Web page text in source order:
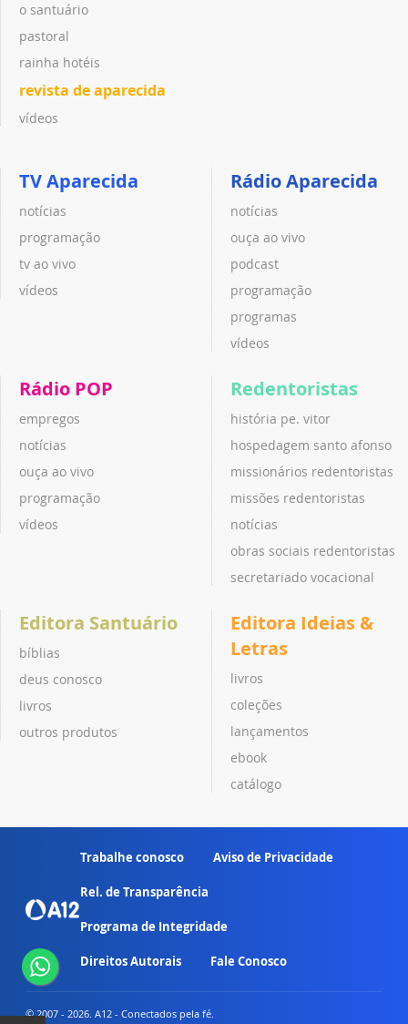
o santuário
pastoral
rainha hotéis
revista de aparecida
vídeos
TV Aparecida
notícias
programação
tv ao vivo
vídeos
Rádio Aparecida
notícias
ouça ao vivo
podcast
programação
programas
vídeos
Rádio POP
empregos
notícias
ouça ao vivo
programação
vídeos
Redentoristas
história pe. vitor
hospedagem santo afonso
missionários redentoristas
missões redentoristas
notícias
obras sociais redentoristas
secretariado vocacional
Editora Santuário
bíblias
deus conosco
livros
outros produtos
Editora Ideias &
Letras
livros
coleções
lançamentos
ebook
catálogo
Trabalhe conosco Aviso de Privacidade
Rel. de Transparência
Programa de Integridade
Direitos Autorais Fale Conosco
© 2007 - 2026. A12 - Conectados pela fé.